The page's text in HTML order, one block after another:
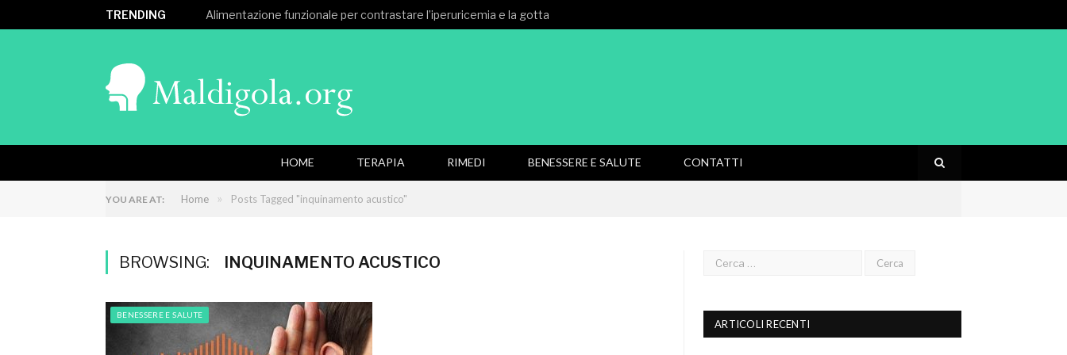
TRENDING Alimentazione funzionale per contrastare l’iperuricemia e la gotta
HOME TERAPIA RIMEDI BENESSERE E SALUTE CONTATTI
YOU ARE AT: Home » Posts Tagged "inquinamento acustico"
BROWSING: INQUINAMENTO ACUSTICO
BENESSERE E SALUTE
ARTICOLI RECENTI